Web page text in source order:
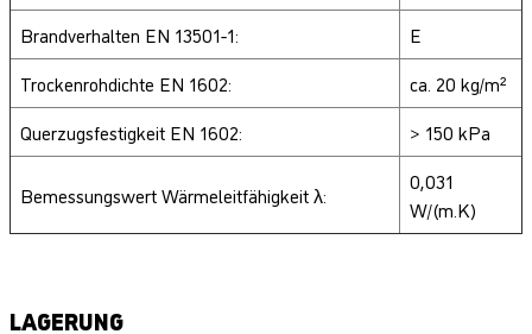
Brandverhalten EN 13501-1:
E
Trockenrohdichte EN 1602:
ca. 20 kg/m²
Querzugsfestigkeit EN 1602:
> 150 kPa
Bemessungswert Wärmeleitfähigkeit λ:
0,031
W/(m.K)
LAGERUNG